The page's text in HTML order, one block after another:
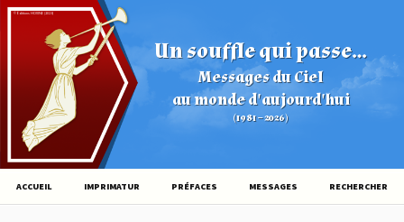
Un souffle qui passe...
Messages du Ciel
au monde d'aujourd'hui
(1981 – 2026)
© Éditions HOVINE (2026)
ACCUEIL IMPRIMATUR PRÉFACES MESSAGES RECHERCHER